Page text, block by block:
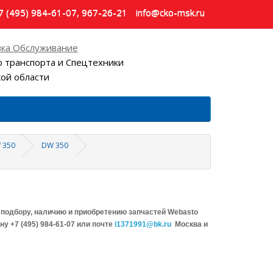
(495) 984-61-07, 967-26-21 info@cko-msk.ru
Обслуживание
и Спецтехники
области
350
DW 350
наличию и приобретению запчастей Webasto
+7 (495) 984-61-07 или почте i1371991@bk.ru Москва и